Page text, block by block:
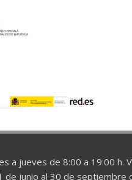
a jueves de 8:00 a 19:00 h.
de junio al 30 de septiembre